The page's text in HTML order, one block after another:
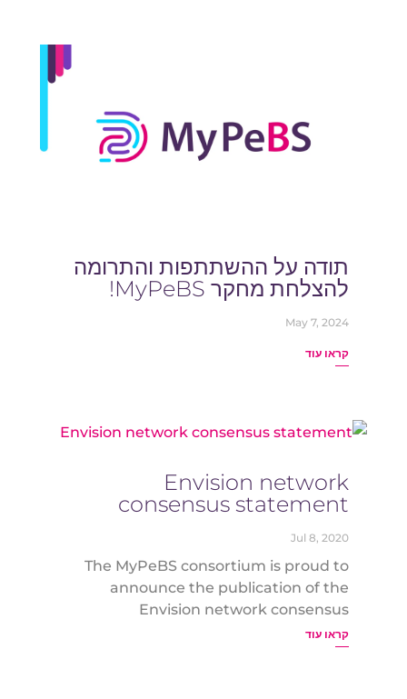
תודה על ההשתתפות והתרומה
להצלחת מחקר MyPeBS!
May 7, 2024
קראו עוד
Envision network
consensus statement
Jul 8, 2020
The MyPeBS consortium is proud to
announce the publication of the
Envision network consensus
statement on personalized early
detection and prevention of breast
קראו עוד